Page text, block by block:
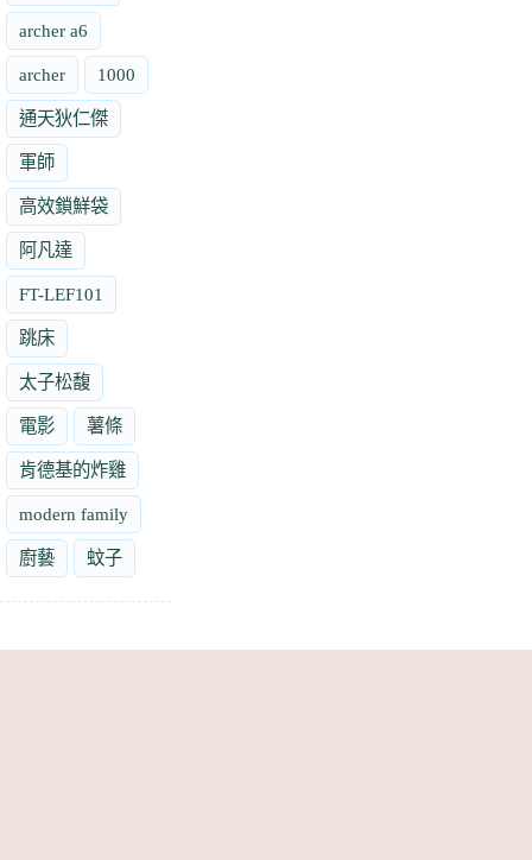
archer a6
archer 1000
通天狄仁傑
軍師
高效鎖鮮袋
阿凡達
FT-LEF101
跳床
太子松馥
電影 薯條
肯德基的炸雞
modern family
廚藝 蚊子